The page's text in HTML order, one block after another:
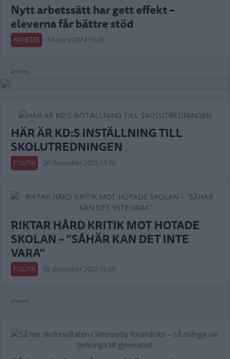
Nytt arbetssätt har gett effekt –
eleverna får bättre stöd
NYHETER 04 mars 2024 19.00
Annons:
HÄR ÄR KD:S INSTÄLLNING TILL
SKOLUTREDNINGEN
POLITIK 20 december 2023 13.30
RIKTAR HÅRD KRITIK MOT HOTADE
SKOLAN – ”SÅHÄR KAN DET INTE
VARA”
POLITIK 02 december 2023 05.00
Annons: